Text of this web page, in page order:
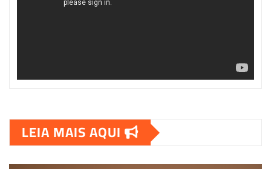
LEIA MAIS AQUI